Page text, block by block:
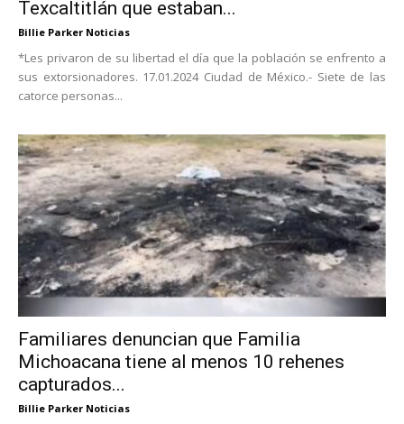
Texcaltitlán que estaban...
Billie Parker Noticias
*Les privaron de su libertad el día que la población se enfrento a
sus extorsionadores. 17.01.2024 Ciudad de México.- Siete de las
catorce personas...
Familiares denuncian que Familia
Michoacana tiene al menos 10 rehenes
capturados...
Billie Parker Noticias